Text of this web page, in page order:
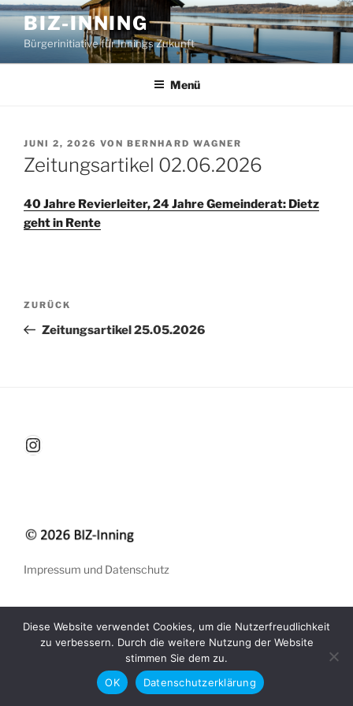
Zum
Inhalt
springen
BIZ-INNING
Bürgerinitiative für Innings Zukunft
Menü
VERÖFFENTLICHT
AM
JUNI 2, 2026 VON BERNHARD WAGNER
Zeitungsartikel 02.06.2026
40 Jahre Revierleiter, 24 Jahre Gemeinderat: Dietz
geht in Rente
Beitragsnavigation
Vorheriger
Beitrag
ZURÜCK
Zeitungsartikel 25.05.2026
BIZ-Inning
Impressum und Datenschutz
Diese Website verwendet Cookies, um die Nutzerfreudlichkeit
zu verbessern. Durch die weitere Nutzung der Website
stimmen Sie dem zu.
OK
Datenschutzerklärung